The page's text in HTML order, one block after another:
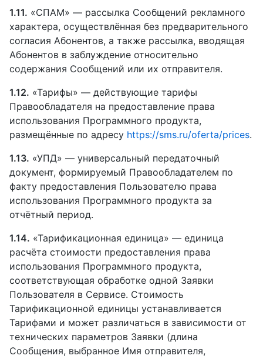
1.11. «СПАМ» — рассылка Сообщений рекламного
характера, осуществлённая без предварительного
согласия Абонентов, а также рассылка, вводящая
Абонентов в заблуждение относительно
содержания Сообщений или их отправителя.
1.12. «Тарифы» — действующие тарифы
Правообладателя на предоставление права
использования Программного продукта,
размещённые по адресу https://sms.ru/oferta/prices.
1.13. «УПД» — универсальный передаточный
документ, формируемый Правообладателем по
факту предоставления Пользователю права
использования Программного продукта за
отчётный период.
1.14. «Тарификационная единица» — единица
расчёта стоимости предоставления права
использования Программного продукта,
соответствующая обработке одной Заявки
Пользователя в Сервисе. Стоимость
Тарификационной единицы устанавливается
Тарифами и может различаться в зависимости от
технических параметров Заявки (длина
Сообщения, выбранное Имя отправителя,